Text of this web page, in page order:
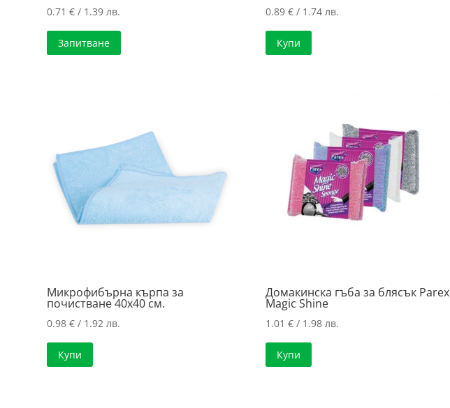
0.71€ / 1.39 лв.
Запитване
0.89 €/ 1.74 лв.
Купи
Микрофибърна кърпа за
почистване 40х40 см.
0.98€ / 1.92 лв.
Купи
Домакинска гъба за блясък Parex
Magic Shine
1.01 €/ 1.98 лв.
Купи